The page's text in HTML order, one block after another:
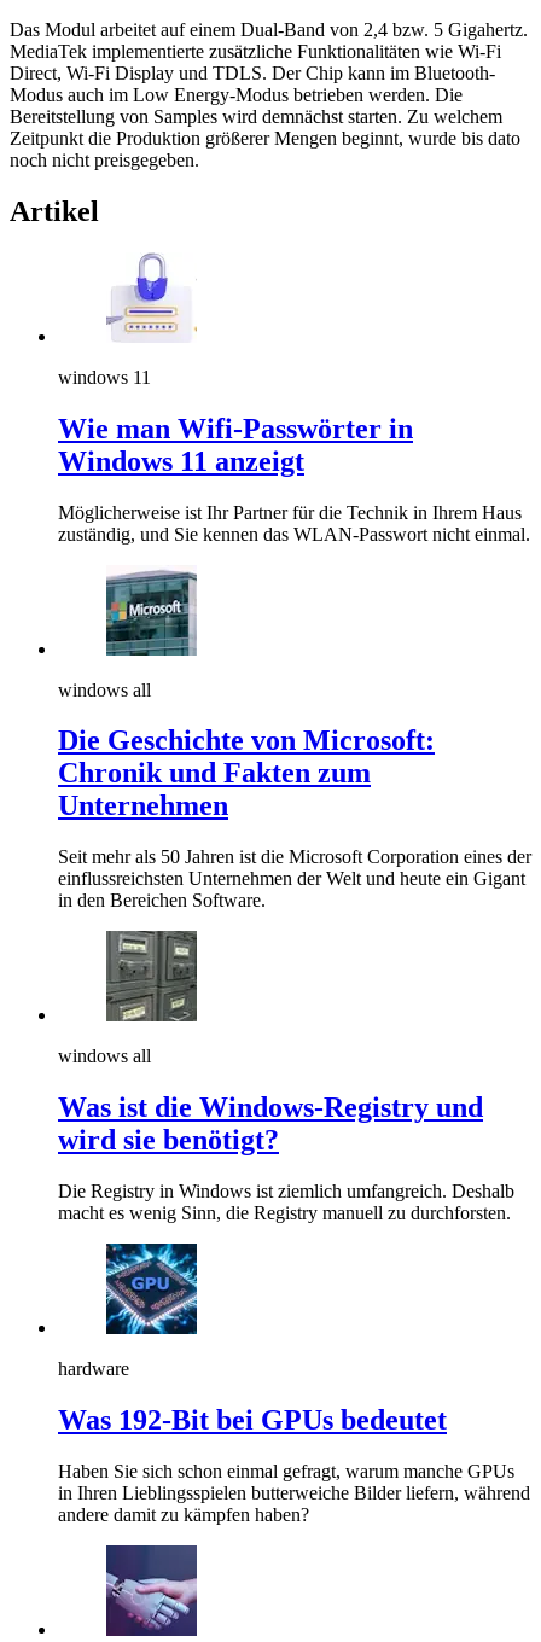
Das Modul arbeitet auf einem Dual-Band von 2,4 bzw. 5 Gigahertz.
MediaTek implementierte zusätzliche Funktionalitäten wie Wi-Fi
Direct, Wi-Fi Display und TDLS. Der Chip kann im Bluetooth-
Modus auch im Low Energy-Modus betrieben werden. Die
Bereitstellung von Samples wird demnächst starten. Zu welchem
Zeitpunkt die Produktion größerer Mengen beginnt, wurde bis dato
noch nicht preisgegeben.
Artikel
windows 11
Wie man Wifi-Passwörter in
Windows 11 anzeigt
Möglicherweise ist Ihr Partner für die Technik in Ihrem Haus
zuständig, und Sie kennen das WLAN-Passwort nicht einmal.
windows all
Die Geschichte von Microsoft:
Chronik und Fakten zum
Unternehmen
Seit mehr als 50 Jahren ist die Microsoft Corporation eines der
einflussreichsten Unternehmen der Welt und heute ein Gigant
in den Bereichen Software.
windows all
Was ist die Windows-Registry und
wird sie benötigt?
Die Registry in Windows ist ziemlich umfangreich. Deshalb
macht es wenig Sinn, die Registry manuell zu durchforsten.
hardware
Was 192-Bit bei GPUs bedeutet
Haben Sie sich schon einmal gefragt, warum manche GPUs
in Ihren Lieblingsspielen butterweiche Bilder liefern, während
andere damit zu kämpfen haben?